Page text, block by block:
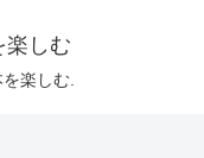
楽しむ
楽しむ.